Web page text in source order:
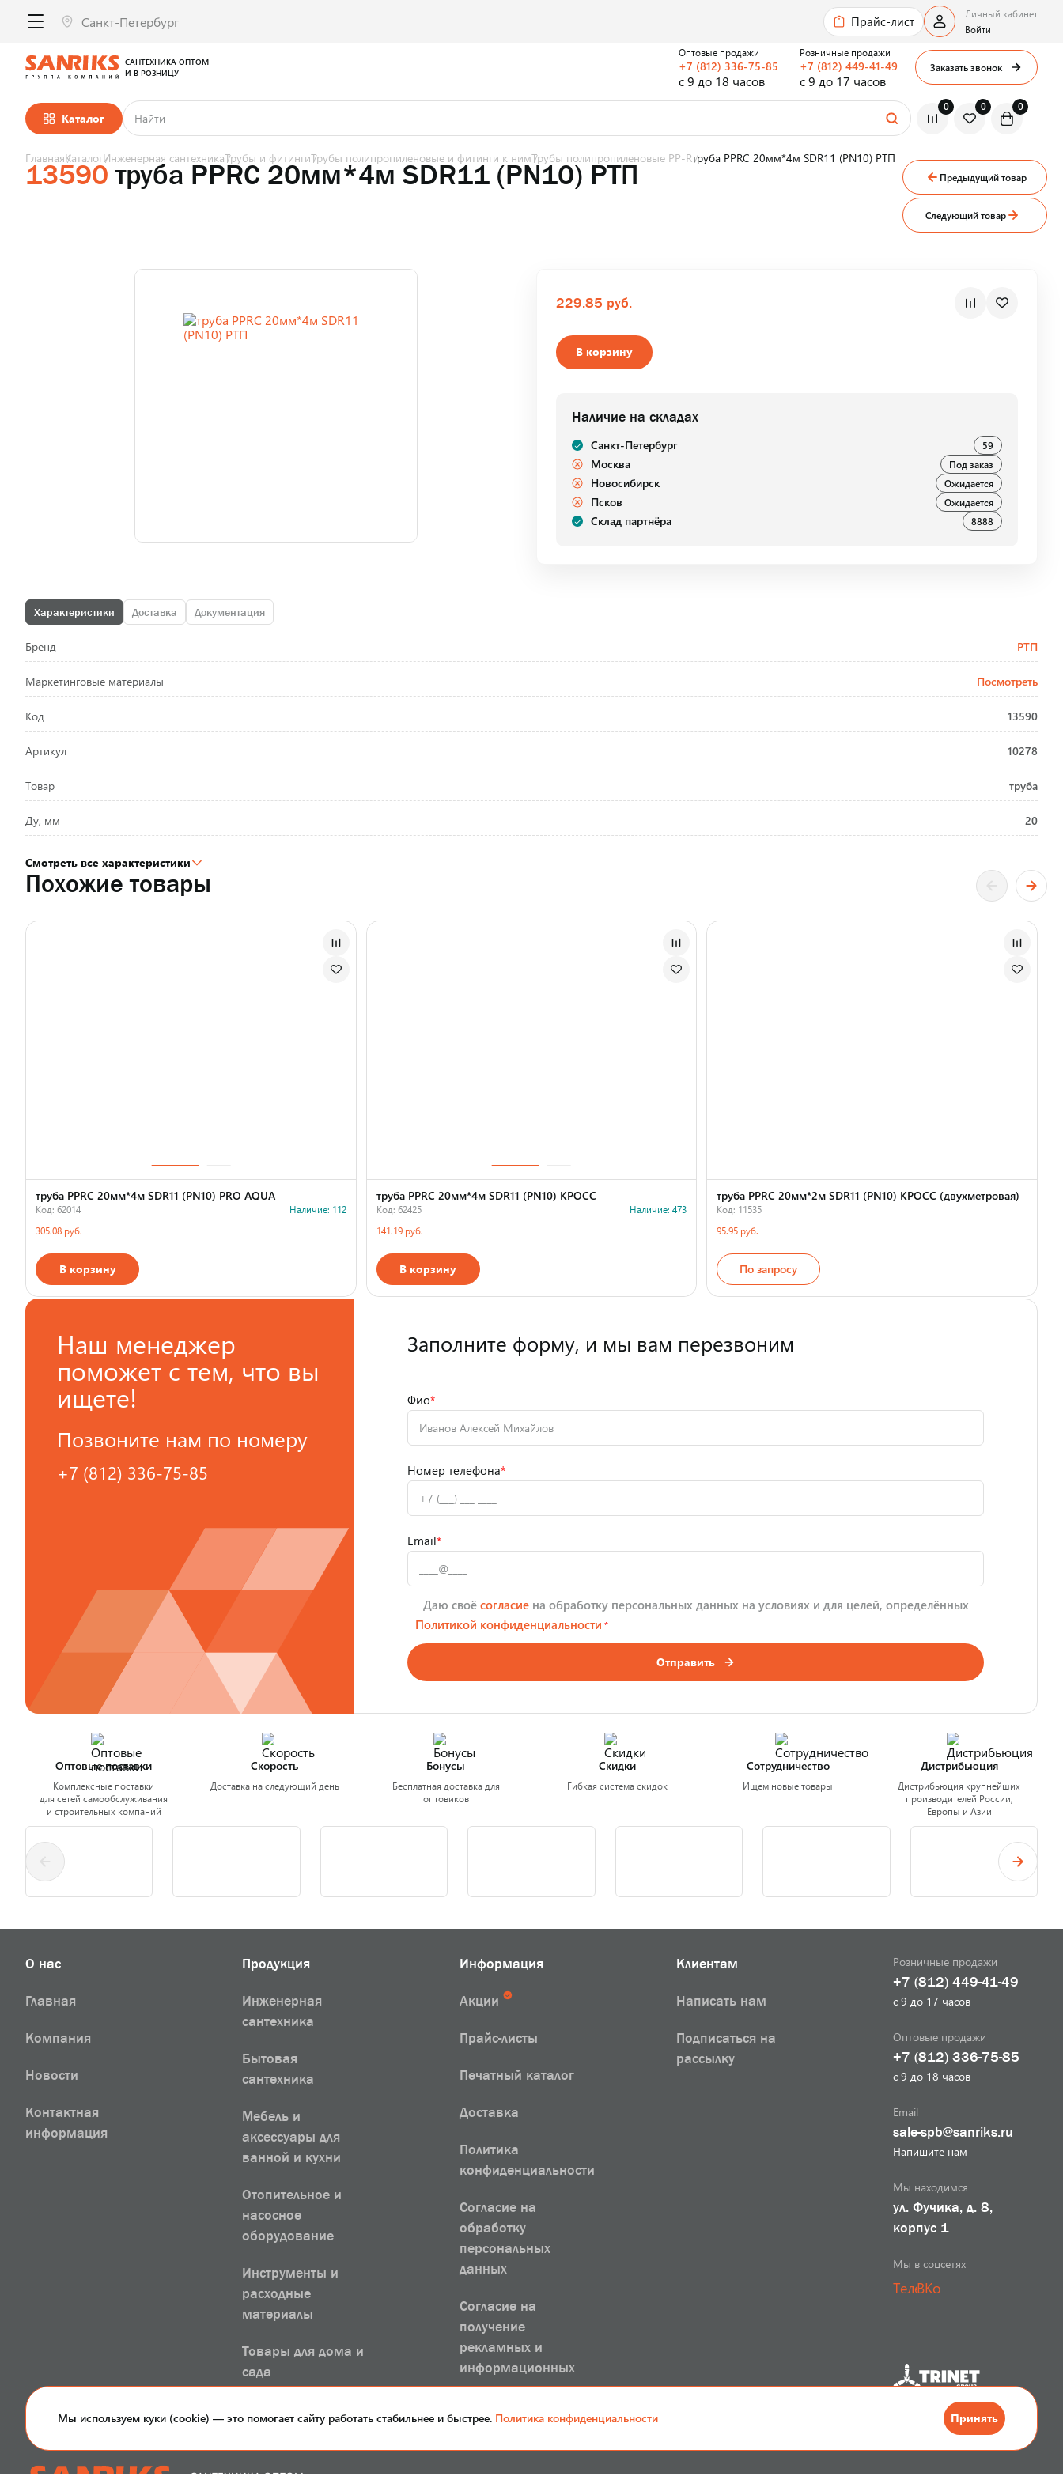
Прайс-лист
Каталог
0 0 0
САНТЕХНИКА ОПТОМ
И В РОЗНИЦУ
Оптовые продажи
+7 (812) 336-75-85
с 9 до 18 часов
Розничные продажи
+7 (812) 449-41-49
с 9 до 17 часов
Заказать звонок
Личный кабинет
Войти
ГлавнаяКаталогИнженерная сантехникаТрубы и фитингиТрубы полипропиленовые и фитинги к нимТрубы полипропиленовые PP-Rтруба PPRC 20мм*4м SDR11 (PN10) РТП
13590 труба PPRC 20мм*4м SDR11 (PN10) РТП
Характеристики Доставка Документация
Бренд РТП
Маркетинговые материалы Посмотреть
Код 13590
Артикул 10278
Товар труба
Ду, мм 20
Смотреть все характеристики
229.85 руб.
В корзину
Наличие на складах
Санкт-Петербург 59
Москва Под заказ
Новосибирск Ожидается
Псков Ожидается
Склад партнёра 8888
Предыдущий товар
Следующий товар
Похожие товары
труба PPRC 20мм*4м SDR11 (PN10) PRO AQUA
Код: 62014
Наличие: 112
305.08 руб.
В корзину
труба PPRC 20мм*4м SDR11 (PN10) КРОСС
Код: 62425
Наличие: 473
141.19 руб.
В корзину
труба PPRC 20мм*2м SDR11 (PN10) КРОСС (двухметровая)
Код: 11535
95.95 руб.
По запросу
Наш менеджер
поможет с тем, что вы
ищете!
Позвоните нам по номеру
+7 (812) 336-75-85
Заполните форму, и мы вам перезвоним
Фио*
Номер телефона*
Email*
Даю своё согласие на обработку персональных данных на условиях и для целей, определённых
Политикой конфиденциальности *
Отправить
Оптовые поставки
Комплексные поставки
для сетей самообслуживания
и строительных компаний
Скорость
Доставка на следующий день
Бонусы
Бесплатная доставка для
оптовиков
Скидки
Гибкая система скидок
Сотрудничество
Ищем новые товары
Дистрибьюция
Дистрибьюция крупнейших
производителей России,
Европы и Азии
Мы используем куки (cookie) — это помогает сайту работать стабильнее и быстрее. Политика конфиденциальности Принять
О нас
Главная
Компания
Новости
Контактная
информация
Продукция
Инженерная
сантехника
Бытовая
сантехника
Мебель и
аксессуары для
ванной и кухни
Отопительное и
насосное
оборудование
Инструменты и
расходные
материалы
Товары для дома и
сада
Информация
Акции
Прайс-листы
Печатный каталог
Доставка
Политика
конфиденциальности
Согласие на
обработку
персональных
данных
Согласие на
получение
рекламных и
информационных
рассылок
Клиентам
Написать нам
Подписаться на
рассылку
Розничные продажи
+7 (812) 449-41-49
с 9 до 17 часов
Оптовые продажи
+7 (812) 336-75-85
с 9 до 18 часов
Email
sale-spb@sanriks.ru
Напишите нам
Мы находимся
ул. Фучика, д. 8,
корпус 1
Мы в соцсетях
ТелеграмВКонтакте
САНТЕХНИКА ОПТОМ